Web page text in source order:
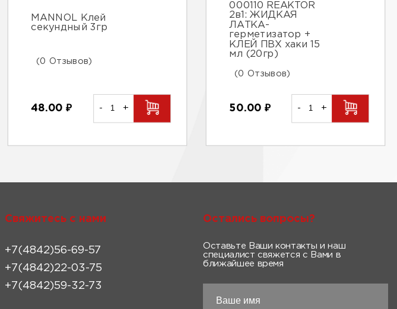
MANNOL Клей
секундный 3гр
(0 Отзывов)
48.00 ₽ - +
000110 REAKTOR
2в1: ЖИДКАЯ
ЛАТКА-
герметизатор +
КЛЕЙ ПВХ хаки 15
мл (20гр)
(0 Отзывов)
50.00 ₽ - +
Свяжитесь с нами
+7(4842)56-69-57
+7(4842)22-03-75
+7(4842)59-32-73
Остались вопросы?
Оставьте Ваши контакты и наш
специалист свяжется с Вами в
ближайшее время